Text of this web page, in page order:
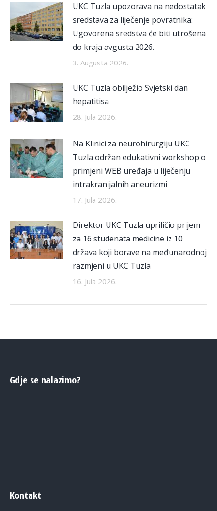
UKC Tuzla upozorava na nedostatak
sredstava za liječenje povratnika:
Ugovorena sredstva će biti utrošena
do kraja avgusta 2026.
3. Augusta 2026.
UKC Tuzla obilježio Svjetski dan
hepatitisa
28. Jula 2026.
Na Klinici za neurohirurgiju UKC
Tuzla održan edukativni workshop o
primjeni WEB uređaja u liječenju
intrakranijalnih aneurizmi
17. Jula 2026.
Direktor UKC Tuzla upriličio prijem
za 16 studenata medicine iz 10
država koji borave na međunarodnoj
razmjeni u UKC Tuzla
16. Jula 2026.
Gdje se nalazimo?
Kontakt